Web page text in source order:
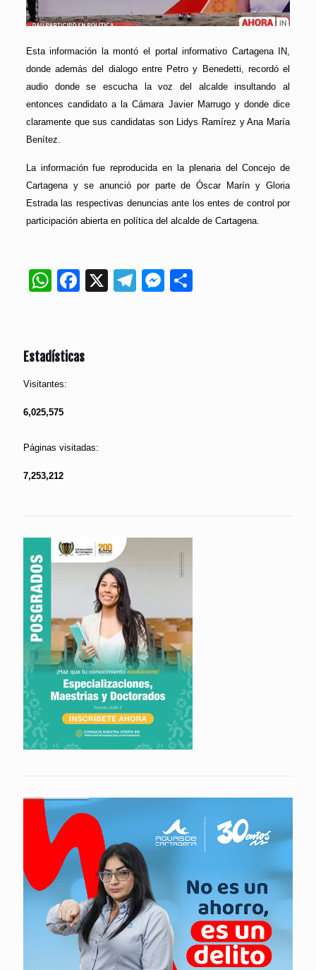
Esta información la montó el portal informativo Cartagena IN,
donde además del dialogo entre Petro y Benedetti, recordó el
audio donde se escucha la voz del alcalde insultando al
entonces candidato a la Cámara Javier Marrugo y donde dice
claramente que sus candidatas son Lidys Ramírez y Ana María
Benítez.
La información fue reproducida en la plenaria del Concejo de
Cartagena y se anunció por parte de Óscar Marín y Gloria
Estrada las respectivas denuncias ante los entes de control por
participación abierta en política del alcalde de Cartagena.
WhatsApp
Facebook
X Telegram
Messenger
Estadísticas
Visitantes:
6,025,575
Páginas visitadas:
7,253,212